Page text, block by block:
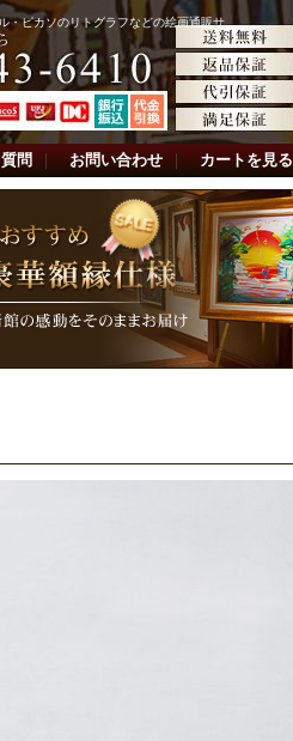
ピカソのリトグラフなどの絵画通販サ
問 お問い合わせ カートを見る